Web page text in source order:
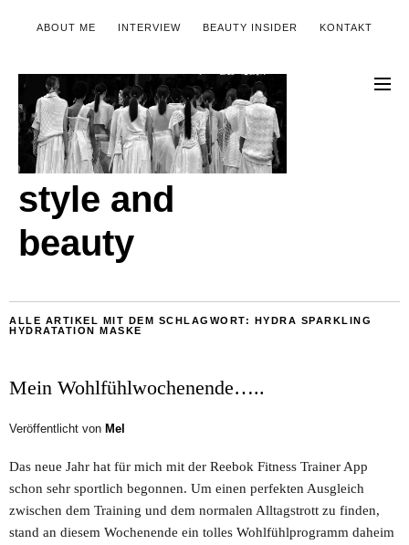
ABOUT ME INTERVIEW BEAUTY INSIDER KONTAKT
style and
beauty
ALLE ARTIKEL MIT DEM SCHLAGWORT: HYDRA SPARKLING
HYDRATATION MASKE
Mein Wohlfühlwochenende…..
Veröffentlicht von Mel
Das neue Jahr hat für mich mit der Reebok Fitness Trainer App
schon sehr sportlich begonnen. Um einen perfekten Ausgleich
zwischen dem Training und dem normalen Alltagstrott zu finden,
stand an diesem Wochenende ein tolles Wohlfühlprogramm daheim